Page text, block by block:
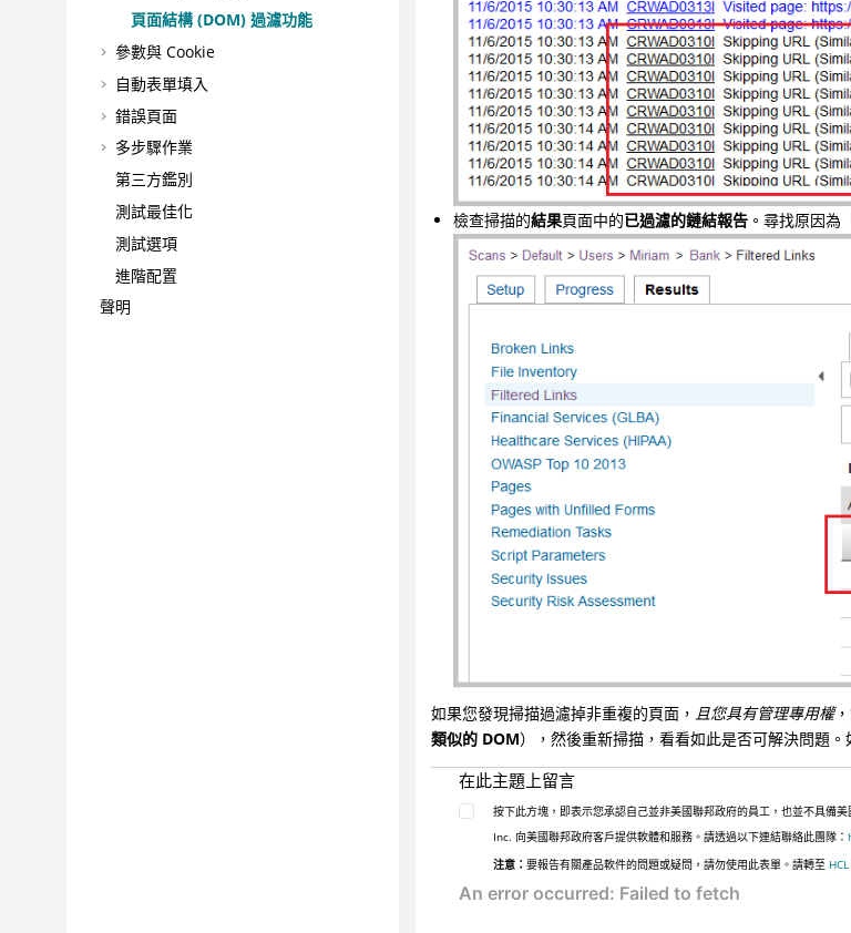
頁面結構 (DOM) 過濾功能
參數與 Cookie
自動表單填入
錯誤頁面
多步驟作業
第三方鑑別
測試最佳化
測試選項
進階配置
聲明
檢查掃描的結果頁面中的已過濾的鏈結報告 。尋找原因為
如果您發現掃描過濾掉非重複的頁面，且您具有管理專用權
類似的 DOM），然後重新掃描，看看如此是否可解決問題
在此主題上留言
按下此方塊，即表示您承認自己並非美國聯邦政府的員工，也並不具備
Inc. 向美國聯邦政府客戶提供軟體和服務。請透過以下連結聯絡此團隊：
注意：要報告有關產品軟件的問題或疑問，請勿使用此表單。請轉至